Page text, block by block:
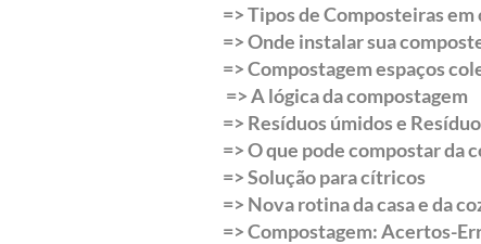
=> Tipos de Composteiras em
=> Onde instalar sua
=> Compostagem espaços
=> A lógica da compostagem
=> Resíduos úmidos e
=> O que pode compostar da
=> Solução para cítricos
=> Nova rotina da casa e da
=> Compostagem: Acertos-